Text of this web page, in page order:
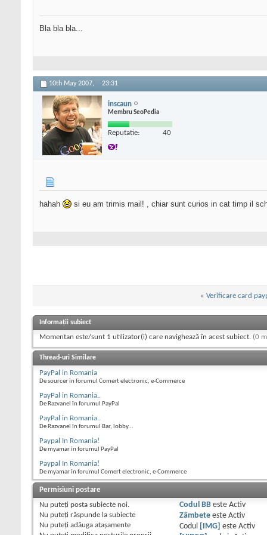
Bla bla bla...
10th May 2007, 23:31
inscaun
Membru SeoPedia
Reputatie: 40
hahah si eu am trimis mail! , chiar sunt curios in cat timp il
« Verificare card
Informații subiect
Momentan este/sunt 1 utilizator(i) care navighează în acest subiect. (0
Thread-uri Similare
PayPal in Romania
De sourcer în forumul Comert electronic, e-Commerce
PayPal in Romania..
De Razvanel în forumul PayPal
PayPal in Romania..
De Razvanel în forumul Bar, lobby...
Paypal In Romania!
De myamar în forumul PayPal
Paypal In Romania!
De myamar în forumul Comert electronic, e-Commerce
Permisiuni postare
Nu puteţi posta subiecte noi.
Nu puteţi răspunde la subiecte
Nu puteţi adăuga ataşamente
Codul BBeste Activ
Zâmbeteeste Activ
Codul
[IMG] este Activ